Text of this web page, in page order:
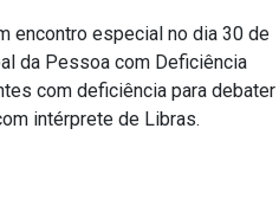
encontro especial no dia 30 de
da Pessoa com Deficiência
com deficiência para debater
intérprete de Libras.